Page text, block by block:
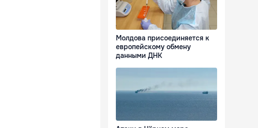
Молдова присоединяется к
европейскому обмену
данными ДНК